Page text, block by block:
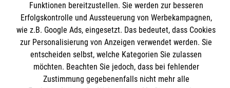
Mitarbeiten
Stellenangebote
Wir Malteser
Kontakt
Presse und Medien
Transparenz
Impressum
Datenschutz
Malteser online
Malteserorden
Funktionen bereitzustellen. Sie werden zur besseren
Erfolgskontrolle und Aussteuerung von Werbekampagnen,
wie z.B. Google Ads, eingesetzt. Das bedeutet, dass Cookies
zur Personalisierung von Anzeigen verwendet werden. Sie
entscheiden selbst, welche Kategorien Sie zulassen
möchten. Beachten Sie jedoch, dass bei fehlender
Zustimmung gegebenenfalls nicht mehr alle